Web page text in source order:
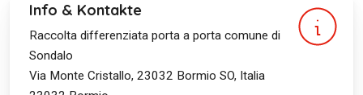
Info & Kontakte
Raccolta differenziata porta a porta comune di
Sondalo
Via Monte Cristallo, 23032 Bormio SO, Italia